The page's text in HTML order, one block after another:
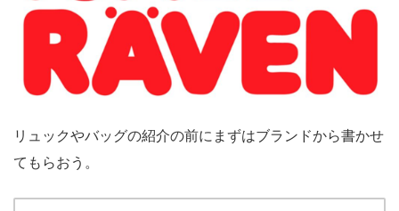
リュックやバッグの紹介の前にまずはブランドから書かせ
てもらおう。